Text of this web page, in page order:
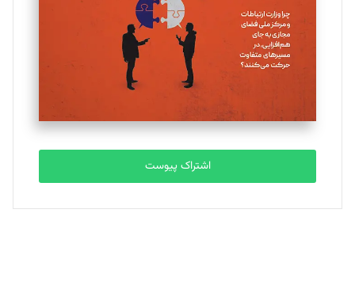
ملینا جعفری
تحریریه
مصطفی مسجدی آرانی
تحریریه
بابک نقاش
تحریریه
اشتراک پیوست